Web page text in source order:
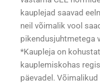
kauplejad saavad
neil võimalik vool
pikendusjuhtmetega
*Kaupleja on
kauplemiskohas
päevadel.